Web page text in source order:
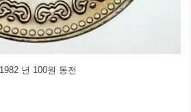
1982 년 100원 동전